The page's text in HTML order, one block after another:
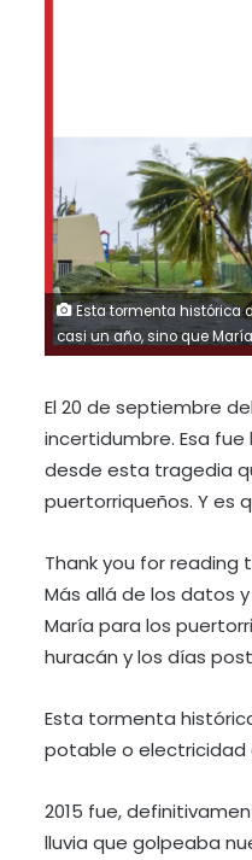
Esta tormenta histórica
casi un año, sino que
El 20 de septiembre
incertidumbre. Esa
desde esta tragedia
puertorriqueños. Y es
Thank you for
Más allá de los datos
María para los
huracán y los días
Esta tormenta
potable o electricidad
2015 fue,
lluvia que golpeaba